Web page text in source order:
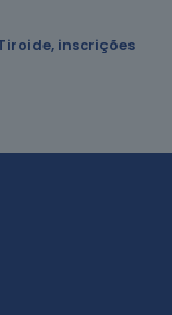
inscrições